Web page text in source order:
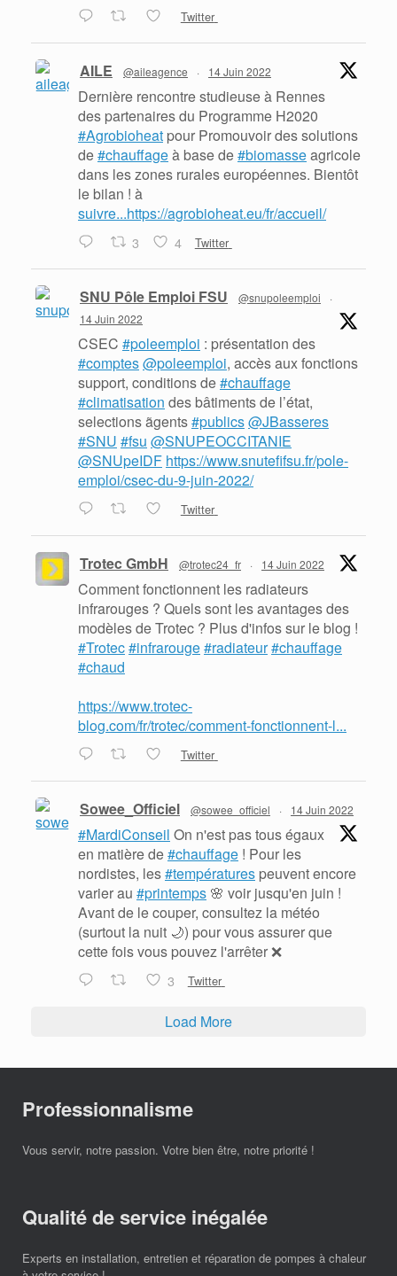
Twitter
AILE @aileagence · 14 Juin 2022
Dernière rencontre studieuse à Rennes
des partenaires du Programme H2020
#Agrobioheat pour Promouvoir des solutions
de#chauffageà base de#biomasseagricole
dans les zones rurales européennes. Bientôt
le bilan ! à
suivre...https://agrobioheat.eu/fr/accueil/
3 4 Twitter
SNU Pôle Emploi FSU @snupoleemploi
·
14 Juin 2022
CSEC #poleemploi : présentation des
#comptes@poleemploi, accès aux fonctions
support, conditions de#chauffage
#climatisation des bâtiments de l’état,
selections ãgents#publics@JBasseres
#SNU #fsu @SNUPEOCCITANIE
@SNUpeIDF https://www.snutefifsu.fr/pole-
emploi/csec-du-9-juin-2022/
Twitter
Trotec GmbH @trotec24_fr · 14 Juin 2022
Comment fonctionnent les radiateurs
infrarouges ? Quels sont les avantages des
modèles de Trotec ? Plus d'infos sur le blog !
#Trotec#infrarouge#radiateur#chauffage
#chaud
https://www.trotec-
blog.com/fr/trotec/comment-fonctionnent-l...
Twitter
Sowee_Officiel @sowee_officiel · 14 Juin 2022
#MardiConseil On n'est pas tous égaux
en matière de#chauffage ! Pour les
nordistes, les#températures peuvent encore
varier au #printemps 🌸 voir jusqu'en juin !
Avant de le couper, consultez la météo
(surtout la nuit 🌙) pour vous assurer que
cette fois vous pouvez l'arrêter ❌
3 Twitter
Load More
Professionnalisme
Vous servir, notre passion. Votre bien être, notre priorité !
Qualité de service inégalée
Experts en installation, entretien et réparation de pompes à chaleur